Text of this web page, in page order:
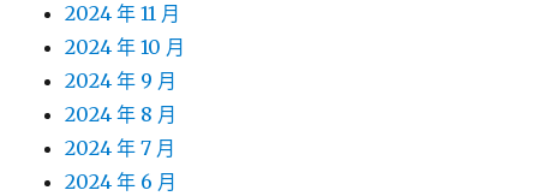
2024 年 11 月
2024 年 10 月
2024 年 9 月
2024 年 8 月
2024 年 7 月
2024 年 6 月